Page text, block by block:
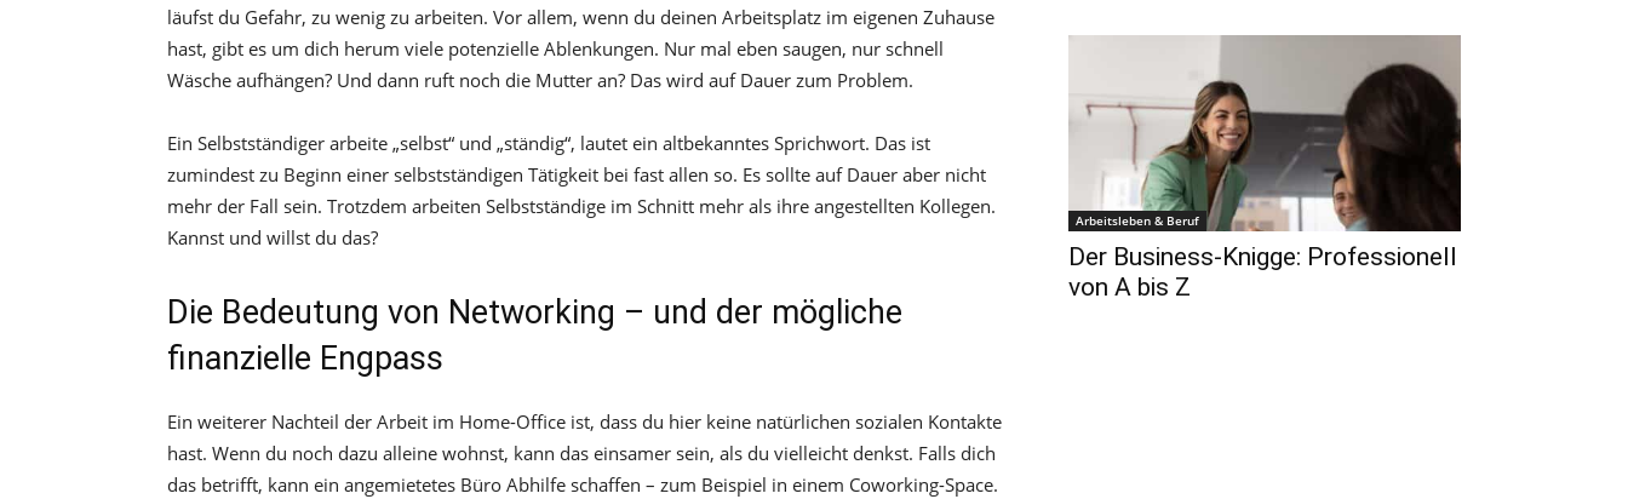
läufst du Gefahr, zu wenig zu arbeiten. Vor allem, wenn du deinen Arbeitsplatz im eigenen Zuhause
hast, gibt es um dich herum viele potenzielle Ablenkungen. Nur mal eben saugen, nur schnell
Wäsche aufhängen? Und dann ruft noch die Mutter an? Das wird auf Dauer zum Problem.
Ein Selbstständiger arbeite „selbst“ und „ständig“, lautet ein altbekanntes Sprichwort. Das ist
zumindest zu Beginn einer selbstständigen Tätigkeit bei fast allen so. Es sollte auf Dauer aber nicht
mehr der Fall sein. Trotzdem arbeiten Selbstständige im Schnitt mehr als ihre angestellten Kollegen.
Kannst und willst du das?
Die Bedeutung von Networking – und der mögliche
finanzielle Engpass
Ein weiterer Nachteil der Arbeit im Home-Office ist, dass du hier keine natürlichen sozialen Kontakte
hast. Wenn du noch dazu alleine wohnst, kann das einsamer sein, als du vielleicht denkst. Falls dich
das betrifft, kann ein angemietetes Büro Abhilfe schaffen – zum Beispiel in einem Coworking-Space.
Arbeitsleben & Beruf
Der Business-Knigge: Professionell
von A bis Z